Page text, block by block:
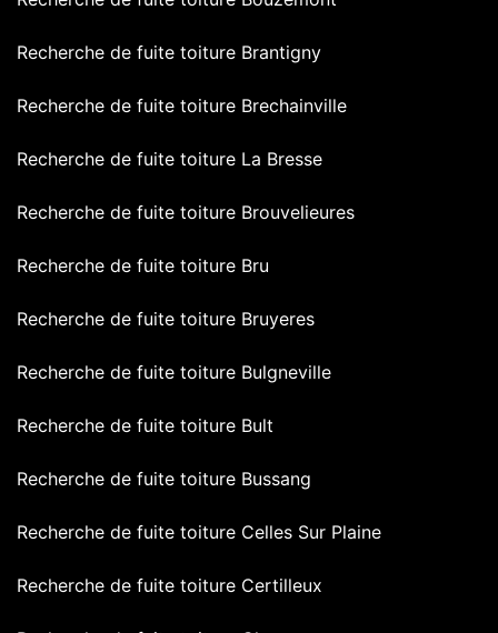
Recherche de fuite toiture Brantigny
Recherche de fuite toiture Brechainville
Recherche de fuite toiture La Bresse
Recherche de fuite toiture Brouvelieures
Recherche de fuite toiture Bru
Recherche de fuite toiture Bruyeres
Recherche de fuite toiture Bulgneville
Recherche de fuite toiture Bult
Recherche de fuite toiture Bussang
Recherche de fuite toiture Celles Sur Plaine
Recherche de fuite toiture Certilleux